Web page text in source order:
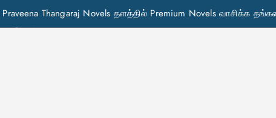
Praveena Thangaraj Novels தளத்தில் Premium Novels வாசிக்க